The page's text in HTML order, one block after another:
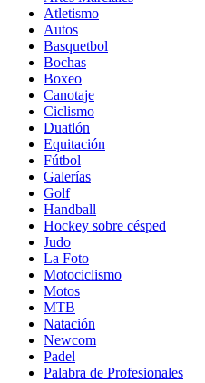
Atletismo
Autos
Basquetbol
Bochas
Boxeo
Canotaje
Ciclismo
Duatlón
Equitación
Fútbol
Galerías
Golf
Handball
Hockey sobre césped
Judo
La Foto
Motociclismo
Motos
MTB
Natación
Newcom
Padel
Palabra de Profesionales